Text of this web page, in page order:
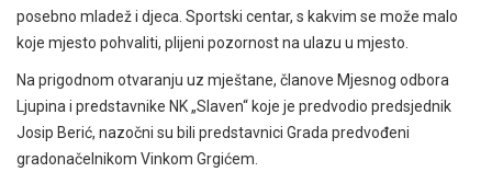
posebno mladež i djeca. Sportski centar, s kakvim se može malo
koje mjesto pohvaliti, plijeni pozornost na ulazu u mjesto.
Na prigodnom otvaranju uz mještane, članove Mjesnog odbora
Ljupina i predstavnike NK „Slaven“ koje je predvodio predsjednik
Josip Berić, nazočni su bili predstavnici Grada predvođeni
gradonačelnikom Vinkom Grgićem.